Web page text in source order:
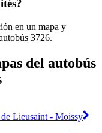
en un mapa y
3726.
del autobús
Lieusaint - Moissy